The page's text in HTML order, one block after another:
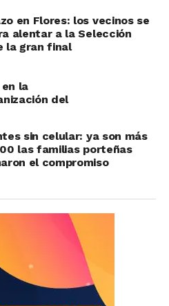
en Flores: los vecinos se
alentar a la Selección
la gran final
la
del
sin celular: ya son más
las familias porteñas
el compromiso